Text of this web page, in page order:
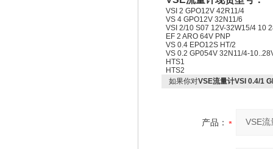
VSI 2 GPO12V 42R11/4
VS 4 GPO12V 32N11/6
VSI 2/10 S07 12V-32W15/4 10
EF 2 ARO 64V PNP
VS 0.4 EPO12S HT/2
VS 0.2 GP054V 32N11/4-
HTS1
HTS2
如果你对VSE流量计VSI 0.4/1
产品：